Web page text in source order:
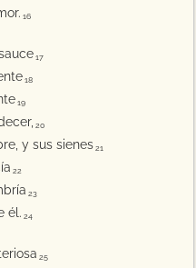
16
17
18
19
20
y sus sienes 21
22
23
él. 24
25